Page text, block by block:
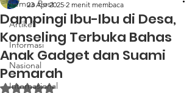
Semua Post
Artikel
Informasi
Nasional
Internasional
Dampingi Ibu-Ibu di Desa,
Konseling Terbuka Bahas
Anak Gadget dan Suami
Pemarah
23 Apr 2025 2 menit membaca
Dinilai NaN dari 5 bintang.